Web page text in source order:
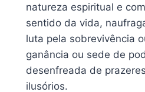
natureza espiritual e
sentido da vida,
luta pela sobrevivência
ganância ou sede de
desenfreada de
ilusórios.